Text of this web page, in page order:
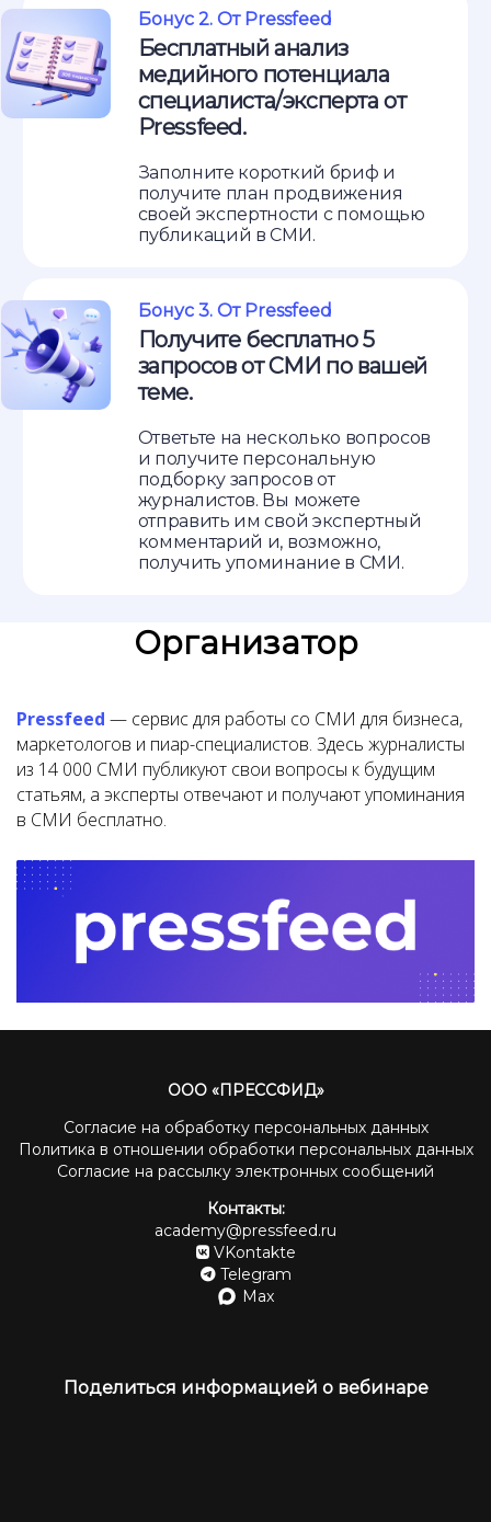
Бонус 2. От Pressfeed
Заполните короткий бриф и
получите план продвижения
своей экспертности с помощью
публикаций в СМИ.
Бесплатный анализ
медийного потенциала
специалиста/эксперта от
Pressfeed.
Бонус 3. От Pressfeed
Ответьте на несколько вопросов
и получите персональную
подборку запросов от
журналистов. Вы можете
отправить им свой экспертный
комментарий и, возможно,
получить упоминание в СМИ.
Получите бесплатно 5
запросов от СМИ по вашей
теме.
Организатор
Pressfeed — cервис для работы со СМИ для бизнеса,
маркетологов и пиар-специалистов. Здесь журналисты
из 14 000 СМИ публикуют свои вопросы к будущим
статьям, а эксперты отвечают и получают упоминания
в СМИ бесплатно.
ООО «ПРЕССФИД»
Согласие на обработку персональных данных
Политика в отношении обработки персональных данных
Согласие на рассылку электронных сообщений
Контакты:
academy@pressfeed.ru
VKontakte
Telegram
Max
Поделиться информацией о вебинаре